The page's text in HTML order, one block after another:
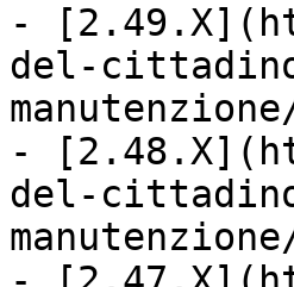
-
del-
-
del-